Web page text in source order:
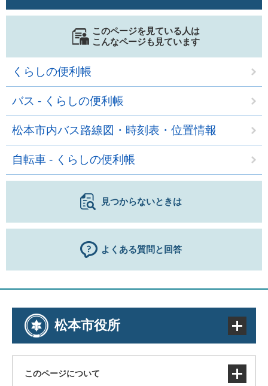
このページを見ている人は
こんなページも見ています
くらしの便利帳
バス - くらしの便利帳
松本市内バス路線図・時刻表・位置情報
自転車 - くらしの便利帳
見つからないときは
よくある質問と回答
松本市役所
このページについて